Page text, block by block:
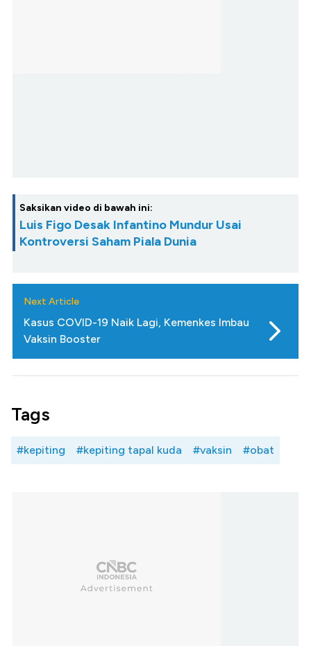
Saksikan video di bawah ini:
Luis Figo Desak Infantino Mundur Usai
Kontroversi Saham Piala Dunia
Next Article
Kasus COVID-19 Naik Lagi, Kemenkes Imbau
Vaksin Booster
Tags
#kepiting #kepiting tapal kuda #vaksin #obat